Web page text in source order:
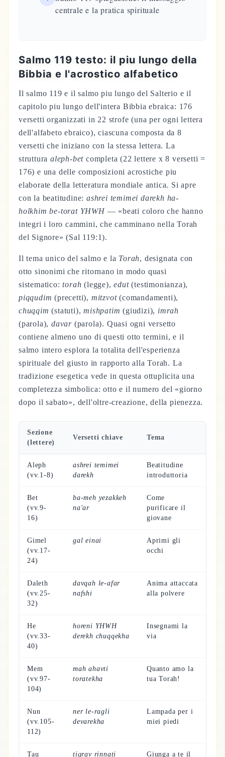
centrale e la pratica spirituale
Salmo 119 testo: il piu lungo della
Bibbia e l'acrostico alfabetico
Il salmo 119 e il salmo piu lungo del Salterio e il
capitolo piu lungo dell'intera Bibbia ebraica: 176
versetti organizzati in 22 strofe (una per ogni lettera
dell'alfabeto ebraico), ciascuna composta da 8
versetti che iniziano con la stessa lettera. La
struttura aleph-bet completa (22 lettere x 8 versetti =
176) e una delle composizioni acrostiche piu
elaborate della letteratura mondiale antica. Si apre
con la beatitudine:ashrei temimei darekh ha-
holkhim be-torat YHWH — «beati coloro che hanno
integri i loro cammini, che camminano nella Torah
del Signore» (Sal 119:1).
Il tema unico del salmo e la Torah, designata con
otto sinonimi che ritornano in modo quasi
sistematico:torah (legge),edut(testimonianza),
piqqudim (precetti), mitzvot(comandamenti),
chuqqim (statuti),mishpatim (giudizi), imrah
(parola), davar (parola). Quasi ogni versetto
contiene almeno uno di questi otto termini, e il
salmo intero esplora la totalita dell'esperienza
spirituale del giusto in rapporto alla Torah. La
tradizione esegetica vede in questa ottuplicita una
completezza simbolica: otto e il numero del «giorno
dopo il sabato», dell'oltre-creazione, della pienezza.
Sezione
(lettere)
Versetti chiave Tema
Aleph
(vv.1-8)
ashrei temimei
darekh
Beatitudine
introduttoria
Bet
(vv.9-
16)
ba-meh yezakkeh
na'ar
Come
purificare il
giovane
Gimel
(vv.17-
24)
gal einai
Aprimi gli
occhi
Daleth
(vv.25-
32)
davqah le-afar
nafshi
Anima attaccata
alla polvere
He
(vv.33-
40)
horeni YHWH
derekh chuqqekha
Insegnami la
via
Mem
(vv.97-
104)
mah ahavti
toratekha
Quanto amo la
tua Torah!
Nun
(vv.105-
112)
ner le-ragli
devarekha
Lampada per i
miei piedi
Tau tiqrav rinnati Giunga a te il